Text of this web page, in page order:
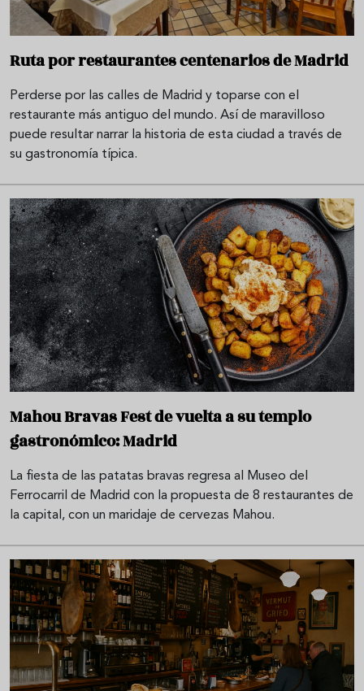
Ruta por restaurantes centenarios de Madrid
Perderse por las calles de Madrid y toparse con el
restaurante más antiguo del mundo. Así de maravilloso
puede resultar narrar la historia de esta ciudad a través de
su gastronomía típica.
Mahou Bravas Fest de vuelta a su templo
gastronómico: Madrid
La fiesta de las patatas bravas regresa al Museo del
Ferrocarril de Madrid con la propuesta de 8 restaurantes de
la capital, con un maridaje de cervezas Mahou.